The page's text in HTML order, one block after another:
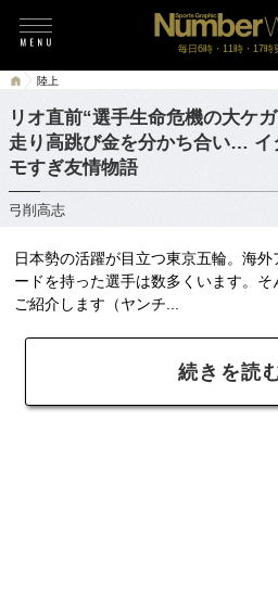
毎日6時・11時・17時
陸上
リオ直前“選手生命危機の大ケ
走り高跳び金を分かち合い… イ
モすぎ友情物語
弓削高志
日本勢の活躍が目立つ東京五輪。海
ードを持った選手は数多くいます。
ご紹介します（ヤンチ...
続きを読